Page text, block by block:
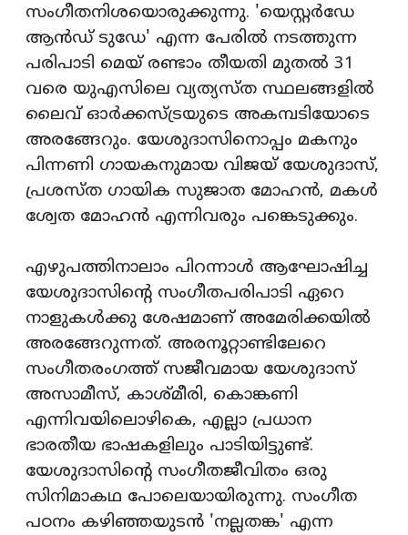
സംഗീതനിശയൊരുക്കുന്നു. 'യെസ്റ്റര്‍ഡേ
ആന്‍ഡ് ടുഡേ' എന്ന പേരില്‍ നടത്തുന്ന
പരിപാടി മെയ് രണ്ടാം തീയതി മുതല്‍ 31
വരെ യുഎസിലെ വ്യത്യസ്ത സ്ഥലങ്ങളില്‍
ലൈവ് ഓര്‍ക്കസ്ട്രയുടെ അകമ്പടിയോടെ
അരങ്ങേറും. യേശുദാസിനൊപ്പം മകനും
പിന്നണി ഗായകനുമായ വിജയ് യേശുദാസ്,
പ്രശസ്ത ഗായിക സുജാത മോഹന്‍, മകള്‍
ശ്വേത മോഹന്‍ എന്നിവരും പങ്കെടുക്കും.
എഴുപത്തിനാലാം പിറന്നാള്‍ ആഘോഷിച്ച
യേശുദാസിന്റെ സംഗീതപരിപാടി ഏറെ
നാളുകള്‍ക്കു ശേഷമാണ് അമേരിക്കയില്‍
അരങ്ങേറുന്നത്. അരനൂറ്റാണ്ടിലേറെ
സംഗീതരംഗത്ത് സജീവമായ യേശുദാസ്
അസാമീസ്, കാശ്മീരി, കൊങ്കണി
എന്നിവയിലൊഴികെ, എല്ലാ പ്രധാന
ഭാരതീയ ഭാഷകളിലും പാടിയിട്ടുണ്ട്.
യേശുദാസിന്റെ സംഗീതജീവിതം ഒരു
സിനിമാകഥ പോലെയായിരുന്നു. സംഗീത
പഠനം കഴിഞ്ഞയുടന്‍ 'നല്ലതങ്ക' എന്ന